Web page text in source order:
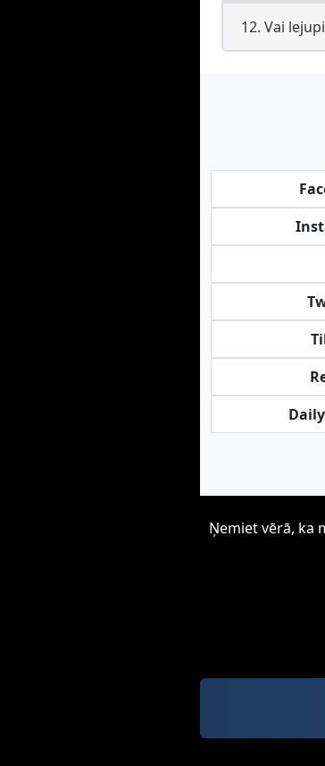
12. Vai
Ņemiet vērā, ka